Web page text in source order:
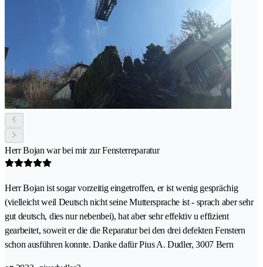
Herr Bojan war bei mir zur Fensterreparatur
Herr Bojan ist sogar vorzeitig eingetroffen, er ist wenig gesprächig
(vielleicht weil Deutsch nicht seine Muttersprache ist - sprach aber sehr
gut deutsch, dies nur nebenbei), hat aber sehr effektiv u effizient
gearbeitet, soweit er die die Reparatur bei den drei defekten Fenstern
schon ausführen konnte. Danke dafür Pius A. Dudler, 3007 Bern